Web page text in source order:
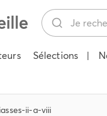
Sélections |
ii-a-viii